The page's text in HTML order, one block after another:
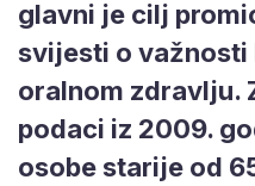
glavni je cilj
svijesti o važnosti
oralnom zdravlju.
podaci iz 2009.
osobe starije od